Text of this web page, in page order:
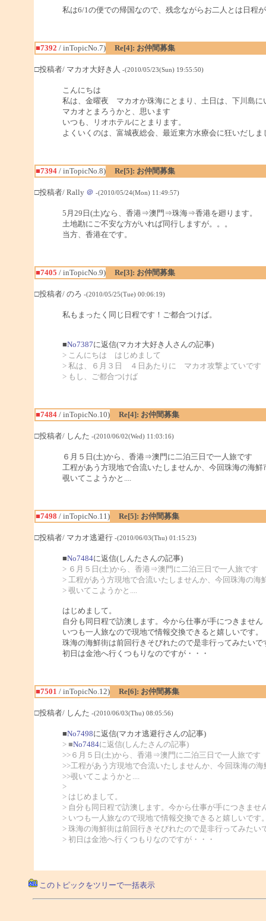
私は6/1の便での帰国なので、残念ながらお二人とは日程
■7392 / inTopicNo.7) Re[4]: お仲間募集
□投稿者/ マカオ大好き人 -(2010/05/23(Sun) 19:55:50)
こんにちは
私は、金曜夜 マカオか珠海にとまり、土日は、下川島に
マカオとまろうかと、思います
いつも、リオホテルにとまります。
よくいくのは、富城夜総会、最近東方水療会に狂いだしま
■7394/ inTopicNo.8) Re[5]: お仲間募集
□投稿者/ Rally ＠ -(2010/05/24(Mon) 11:49:57)
5月29日(土)なら、香港⇒澳門⇒珠海⇒香港を廻ります。
土地勘にご不安な方がいれば同行しますが。。。
当方、香港在です。
■7405 / inTopicNo.9) Re[3]: お仲間募集
□投稿者/ のろ -(2010/05/25(Tue) 00:06:19)
私もまったく同じ日程です！ご都合つけば。
■No7387に返信(マカオ大好き人さんの記事)
> こんにちは はじめまして
> 私は、６月３日 ４日あたりに マカオ攻撃よていです
> もし、ご都合つけば
■7484/ inTopicNo.10) Re[4]: お仲間募集
□投稿者/ しんた -(2010/06/02(Wed) 11:03:16)
６月５日(土)から、香港⇒澳門に二泊三日で一人旅です
工程があう方現地で合流いたしませんか、今回珠海の海鮮
覗いてこようかと....
■7498 / inTopicNo.11) Re[5]: お仲間募集
□投稿者/ マカオ逃避行 -(2010/06/03(Thu) 01:15:23)
■No7484に返信(しんたさんの記事)
> ６月５日(土)から、香港⇒澳門に二泊三日で一人旅です
> 工程があう方現地で合流いたしませんか、今回珠海の海
> 覗いてこようかと....
はじめまして。
自分も同日程で訪澳します。今から仕事が手につきません
いつも一人旅なので現地で情報交換できると嬉しいです。
珠海の海鮮街は前回行きそびれたので是非行ってみたいで
初日は金池へ行くつもりなのですが・・・
■7501 / inTopicNo.12) Re[6]: お仲間募集
□投稿者/ しんた -(2010/06/03(Thu) 08:05:56)
■No7498に返信(マカオ逃避行さんの記事)
> ■No7484に返信(しんたさんの記事)
>>６月５日(土)から、香港⇒澳門に二泊三日で一人旅です
>>工程があう方現地で合流いたしませんか、今回珠海の
>>覗いてこようかと....
>
> はじめまして。
> 自分も同日程で訪澳します。今から仕事が手につきませ
> いつも一人旅なので現地で情報交換できると嬉しいです
> 珠海の海鮮街は前回行きそびれたので是非行ってみたい
> 初日は金池へ行くつもりなのですが・・・
このトピックをツリーで一括表示